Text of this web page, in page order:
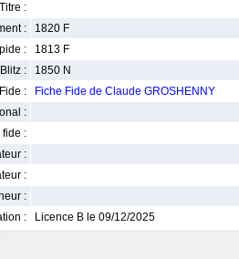
Titre :
:
1820 F
:
1813 F
Blitz :
1850 N
:
Fiche Fide de Claude GROSHENNY
:
fide :
:
:
:
:
Licence B le 09/12/2025